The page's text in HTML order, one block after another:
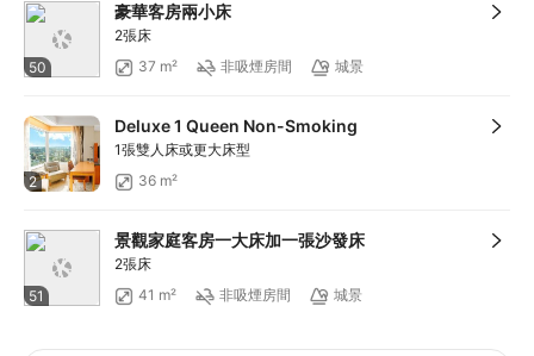
50
豪華客房兩小床
2張床
37 m²
非吸煙房間 城景
2
Deluxe 1 Queen Non-Smoking
1張雙人床或更大床型
36 m²
51
景觀家庭客房一大床加一張沙發床
2張床
41 m²
非吸煙房間 城景